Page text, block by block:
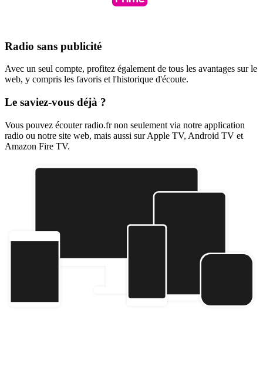
Radio sans publicité
Avec un seul compte, profitez également de tous les avantages sur le
web, y compris les favoris et l'historique d'écoute.
Le saviez-vous déjà ?
Vous pouvez écouter radio.fr non seulement via notre application
radio ou notre site web, mais aussi sur Apple TV, Android TV et
Amazon Fire TV.